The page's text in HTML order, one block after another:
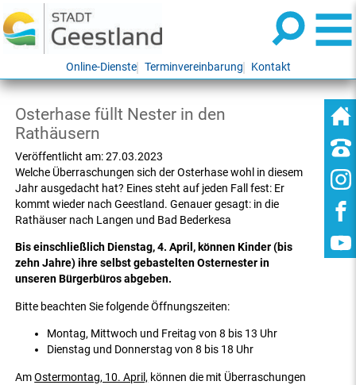
Online-Dienste Terminvereinbarung Kontakt
Osterhase füllt Nester in den
Rathäusern
Veröffentlicht am:27.03.2023
Welche Überraschungen sich der Osterhase wohl in diesem
Jahr ausgedacht hat? Eines steht auf jeden Fall fest: Er
kommt wieder nach Geestland. Genauer gesagt: in die
Rathäuser nach Langen und Bad Bederkesa
Bis einschließlich Dienstag, 4. April, können Kinder (bis
zehn Jahre) ihre selbst gebastelten Osternester in
unseren Bürgerbüros abgeben.
Bitte beachten Sie folgende Öffnungszeiten:
Montag, Mittwoch und Freitag von 8 bis 13 Uhr
Dienstag und Donnerstag von 8 bis 18 Uhr
AmOstermontag, 10. April, können die mit Überraschungen